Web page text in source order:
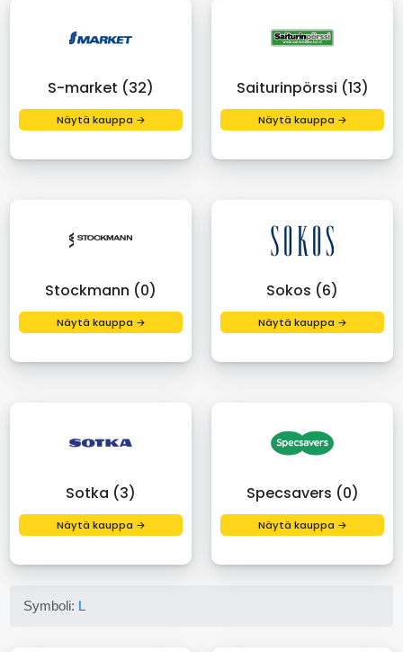
S-market (32)
Näytä kauppa →
Saiturinpörssi (13)
Näytä kauppa →
Stockmann (0)
Näytä kauppa →
Sokos (6)
Näytä kauppa →
Sotka (3)
Näytä kauppa →
Specsavers (0)
Näytä kauppa →
Symboli: L